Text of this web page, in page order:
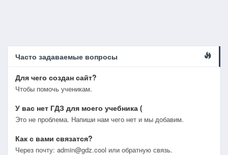
Часто задаваемые вопросы
Для чего создан сайт?
Чтобы помочь ученикам.
У вас нет ГДЗ для моего учебника (
Это не проблема. Напиши нам чего нет и мы добавим.
Как с вами связатся?
Через почту: admin@gdz.cool или обратную связь.